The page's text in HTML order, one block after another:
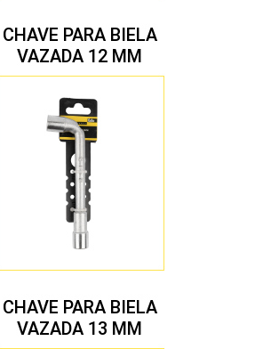
CHAVE PARA BIELA
VAZADA 12 MM
CHAVE PARA BIELA
VAZADA 13 MM